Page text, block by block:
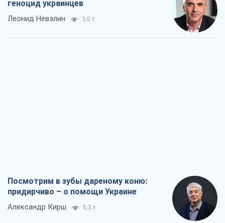
геноцид украинцев
Леонид Невзлин 3,0 т.
Посмотрим в зубы дареному коню:
придирчиво – о помощи Украине
Александр Кирш 5,3 т.